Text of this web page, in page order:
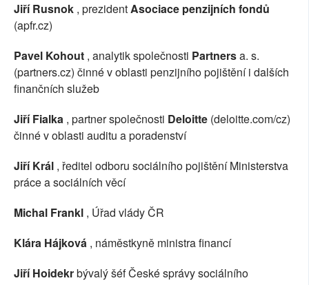
Jiří Rusnok , prezidentAsociace penzijních fondů
(apfr.cz)
Pavel Kohout , analytik společnosti Partnersa. s.
(partners.cz) činné v oblasti penzijního pojištění i dalších
finančních služeb
Jiří Fialka , partner společnosti Deloitte (deloitte.com/cz)
činné v oblasti auditu a poradenství
Jiří Král , ředitel odboru sociálního pojištění Ministerstva
práce a sociálních věcí
Michal Frankl , Úřad vlády ČR
Klára Hájková , náměstkyně ministra financí
Jiří Hoidekrbývalý šéf České správy sociálního